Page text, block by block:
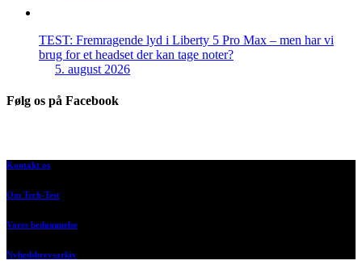
TEST: Fremragende lyd i Liberty 5 Pro Max – men har vi
brug for et headset der kan tage noter?
5. august 2026
Følg os på Facebook
Kontakt os
Om Tech-Test
Vores bedømmelse
Nyhedsbrevsarkiv